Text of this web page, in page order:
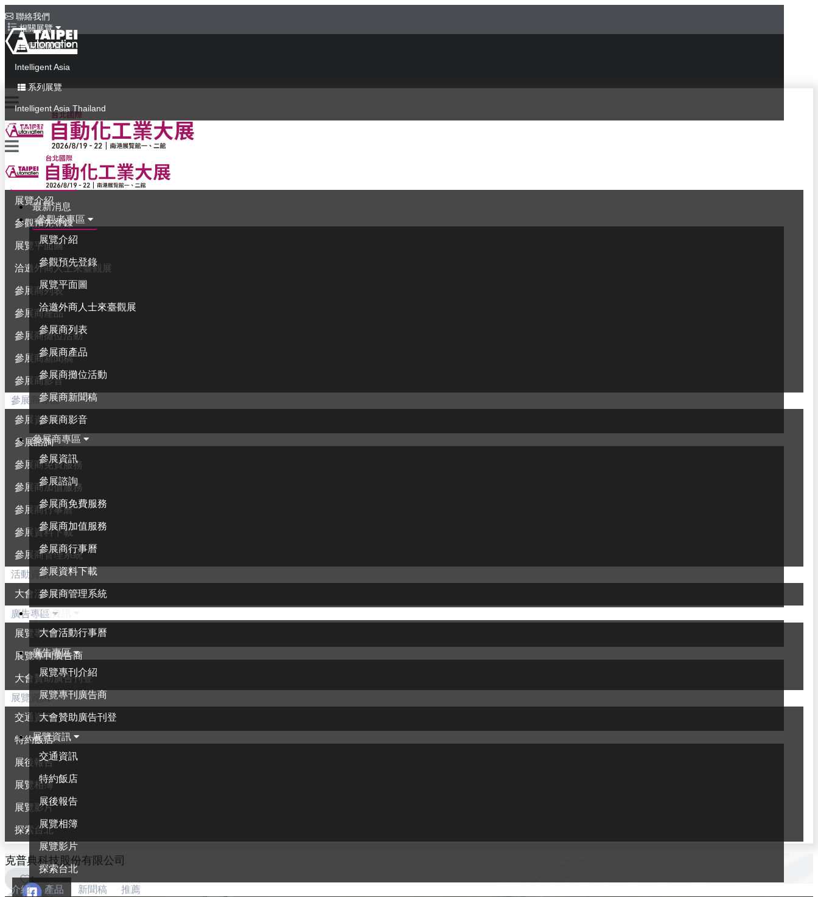
聯絡我們
相關展覽
同期展覽
Intelligent Asia
系列展覽
Intelligent Asia Thailand
English
最新消息
參觀者專區
展覽介紹
參觀預先登錄
展覽平面圖
洽邀外商人士來臺觀展
參展商列表
參展商產品
參展商攤位活動
參展商新聞稿
參展商影音
參展商專區
參展資訊
參展諮詢
參展商免費服務
參展商加值服務
參展商行事曆
參展資料下載
參展商管理系統
活動資訊
大會活動行事曆
廣告專區
展覽專刊介紹
展覽專刊廣告商
大會贊助廣告刊登
展覽資訊
交通資訊
特約飯店
展後報告
展覽相簿
展覽影片
探索台北
最新消息
參觀者專區
展覽介紹
參觀預先登錄
展覽平面圖
洽邀外商人士來臺觀展
參展商列表
參展商產品
參展商攤位活動
參展商新聞稿
參展商影音
參展商專區
參展資訊
參展諮詢
參展商免費服務
參展商加值服務
參展商行事曆
參展資料下載
參展商管理系統
活動資訊
大會活動行事曆
廣告專區
展覽專刊介紹
展覽專刊廣告商
大會贊助廣告刊登
展覽資訊
交通資訊
特約飯店
展後報告
展覽相簿
展覽影片
探索台北
克普典科技股份有限公司
1
介紹 產品 新聞稿 推薦